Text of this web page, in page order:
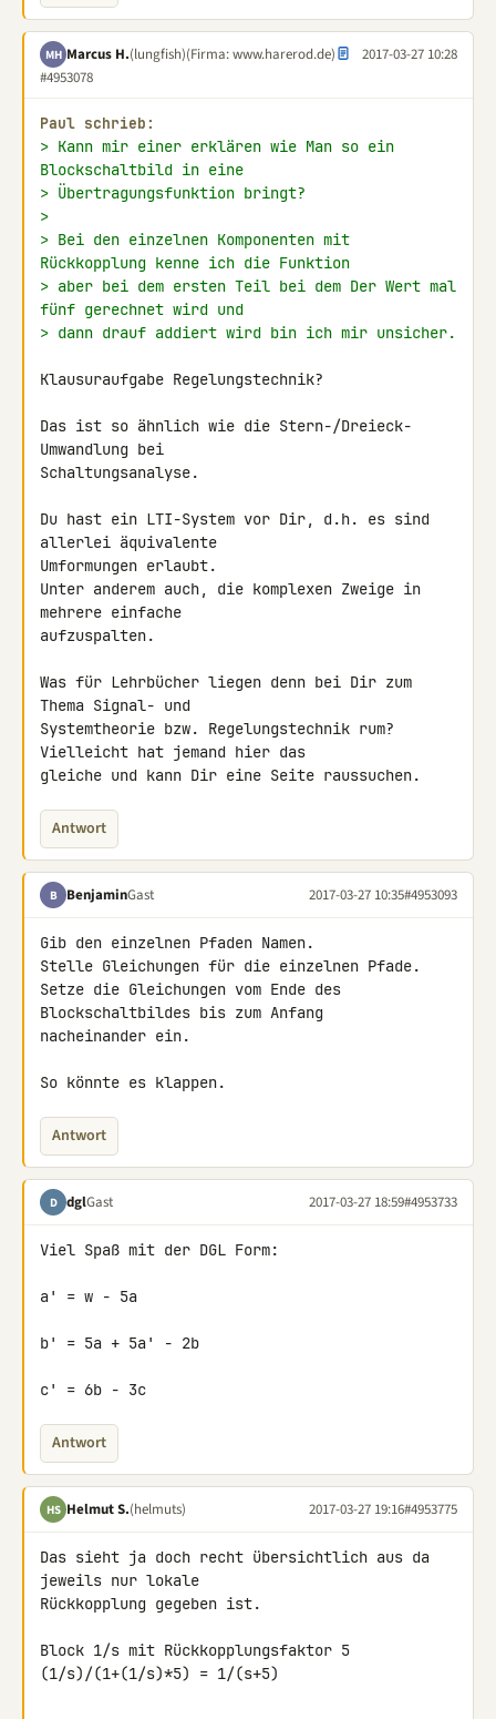
MH Marcus H.(lungfish)(Firma: www.harerod.de)
2017-03-27 10:28
#4953078
Paul schrieb:
> Kann mir einer erklären wie Man so ein
Blockschaltbild in eine
> Übertragungsfunktion bringt?
>
> Bei den einzelnen Komponenten mit
Rückkopplung kenne ich die Funktion
> aber bei dem ersten Teil bei dem Der Wert mal
fünf gerechnet wird und
> dann drauf addiert wird bin ich mir unsicher.
Klausuraufgabe Regelungstechnik?
Das ist so ähnlich wie die Stern-/Dreieck-
Umwandlung bei
Schaltungsanalyse.
Du hast ein LTI-System vor Dir, d.h. es sind
allerlei äquivalente
Umformungen erlaubt.
Unter anderem auch, die komplexen Zweige in
mehrere einfache
aufzuspalten.
Was für Lehrbücher liegen denn bei Dir zum
Thema Signal- und
Systemtheorie bzw. Regelungstechnik rum?
Vielleicht hat jemand hier das
gleiche und kann Dir eine Seite raussuchen.
Antwort
B BenjaminGast 2017-03-27 10:35#4953093
Gib den einzelnen Pfaden Namen.
Stelle Gleichungen für die einzelnen Pfade.
Setze die Gleichungen vom Ende des
Blockschaltbildes bis zum Anfang
nacheinander ein.
So könnte es klappen.
Antwort
D dglGast 2017-03-27 18:59#4953733
Viel Spaß mit der DGL Form:
a' = w - 5a
b' = 5a + 5a' - 2b
c' = 6b - 3c
Antwort
HS Helmut S.(helmuts) 2017-03-27 19:16#4953775
Das sieht ja doch recht übersichtlich aus da
jeweils nur lokale
Rückkopplung gegeben ist.
Block 1/s mit Rückkopplungsfaktor 5
(1/s)/(1+(1/s)*5) = 1/(s+5)